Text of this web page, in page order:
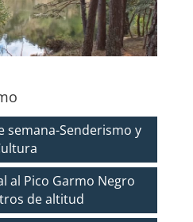
semana-Senderismo y
al Pico Garmo Negro
de altitud